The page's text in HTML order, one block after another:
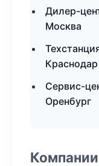
Дилер-
Москва
Краснодар
Сервис-
Оренбург